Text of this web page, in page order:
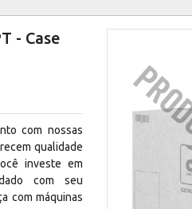
- Case
com nossas
qualidade
investe em
com seu
com máquinas